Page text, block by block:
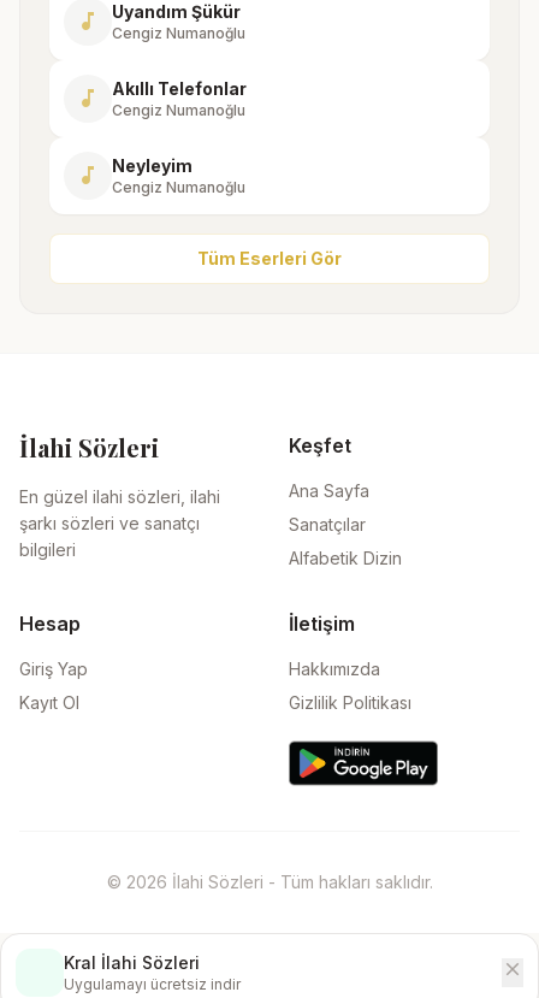
music_note Uyandım Şükür
Cengiz Numanoğlu
music_note Akıllı Telefonlar
Cengiz Numanoğlu
music_note Neyleyim
Cengiz Numanoğlu
Tüm Eserleri Gör
İlahi Sözleri
En güzel ilahi sözleri, ilahi
şarkı sözleri ve sanatçı
bilgileri
Keşfet
Ana Sayfa
Sanatçılar
Alfabetik Dizin
Hesap
Giriş Yap
Kayıt Ol
İletişim
Hakkımızda
Gizlilik Politikası
© 2026 İlahi Sözleri - Tüm hakları saklıdır.
Kral İlahi Sözleri
Uygulamayı ücretsiz indir
close